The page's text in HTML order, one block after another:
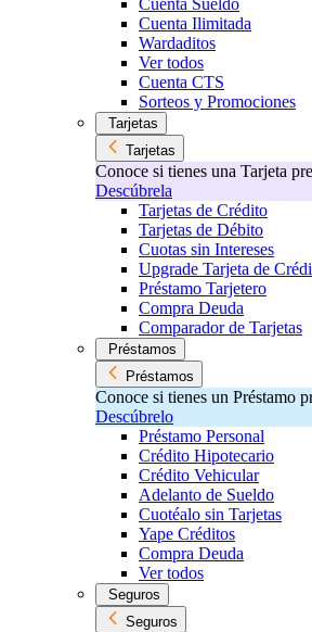
Cuenta Sueldo
Cuenta Ilimitada
Wardaditos
Ver todos
Cuenta CTS
Sorteos y Promociones
Tarjetas
Tarjetas
Conoce si tienes una Tarjeta
Descúbrela
Tarjetas de Crédito
Tarjetas de Débito
Cuotas sin Intereses
Upgrade Tarjeta de
Préstamo Tarjetero
Compra Deuda
Comparador de Tarjetas
Préstamos
Préstamos
Conoce si tienes un Préstamo
Descúbrelo
Préstamo Personal
Crédito Hipotecario
Crédito Vehicular
Adelanto de Sueldo
Cuotéalo sin Tarjetas
Yape Créditos
Compra Deuda
Ver todos
Seguros
Seguros